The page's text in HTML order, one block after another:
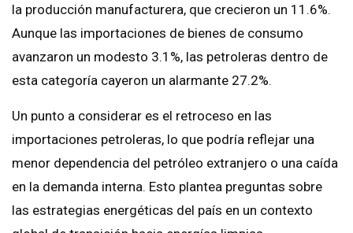
la producción manufacturera, que crecieron un 11.6%.
Aunque las importaciones de bienes de consumo
avanzaron un modesto 3.1%, las petroleras dentro de
esta categoría cayeron un alarmante 27.2%.
Un punto a considerar es el retroceso en las
importaciones petroleras, lo que podría reflejar una
menor dependencia del petróleo extranjero o una caída
en la demanda interna. Esto plantea preguntas sobre
las estrategias energéticas del país en un contexto